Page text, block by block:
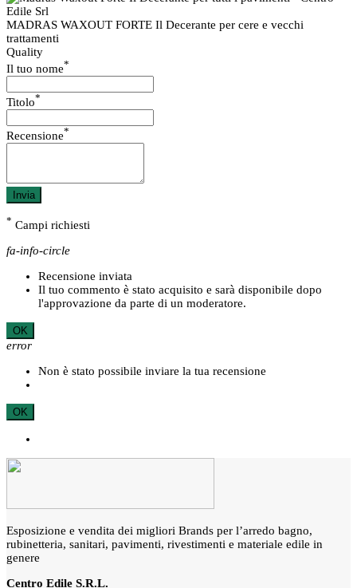
MADRAS WAXOUT FORTE Il Decerante per cere e vecchi
trattamenti
Quality
Il tuo nome*
Titolo*
Recensione*
Invia
* Campi richiesti
fa-info-circle
Recensione inviata
Il tuo commento è stato acquisito e sarà disponibile dopo
l'approvazione da parte di un moderatore.
OK
error
Non è stato possibile inviare la tua recensione
OK
Esposizione e vendita dei migliori Brands per l’arredo bagno,
rubinetteria, sanitari, pavimenti, rivestimenti e materiale edile in
genere
Centro Edile S.R.L.